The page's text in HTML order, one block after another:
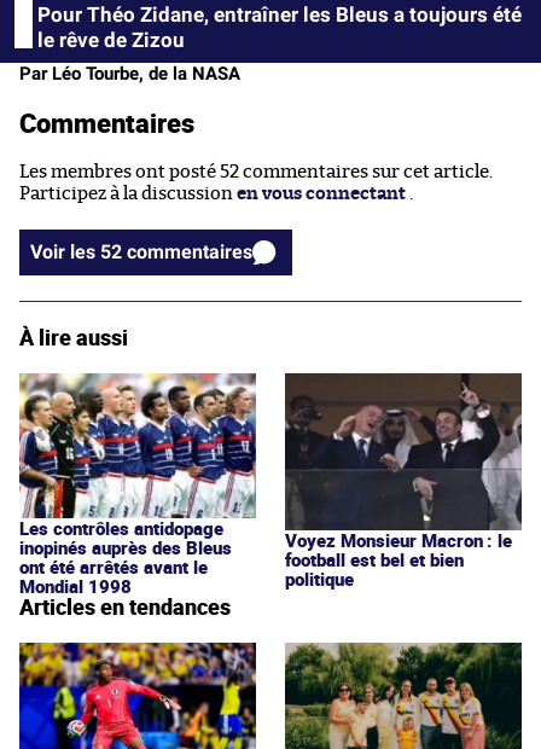
Pour Théo Zidane, entraîner les Bleus a toujours été
le rêve de Zizou
Par Léo Tourbe, de la NASA
Commentaires
Les membres ont posté 52 commentaires sur cet article.
Participez à la discussion en vous connectant
Voir les 52 commentaires
À lire aussi
Les contrôles antidopage
inopinés auprès des Bleus
ont été arrêtés avant le
Mondial 1998
Voyez Monsieur Macron : le
football est bel et bien
politique
Articles en tendances